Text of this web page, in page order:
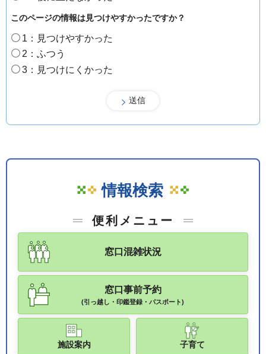
このページの情報は見つけやすかったですか？
1：見つけやすかった
2：ふつう
3：見つけにくかった
情報検索
便利メニュー
窓口混雑状況
窓口事前予約
(引っ越し・印鑑登録・パスポート)
施設案内 子育て